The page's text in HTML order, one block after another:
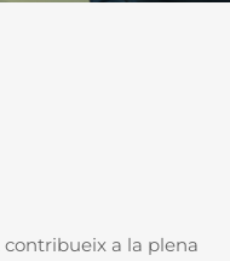
contribueix a la plena